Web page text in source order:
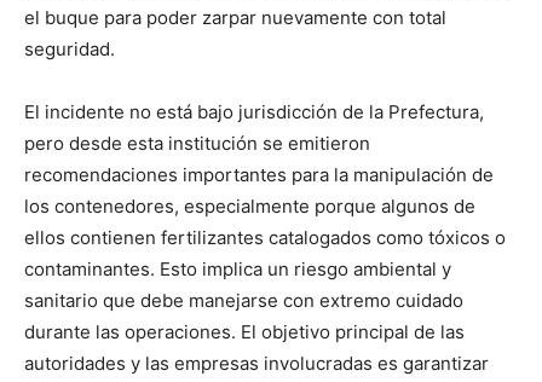
el buque para poder zarpar nuevamente con total
seguridad.
El incidente no está bajo jurisdicción de la Prefectura,
pero desde esta institución se emitieron
recomendaciones importantes para la manipulación de
los contenedores, especialmente porque algunos de
ellos contienen fertilizantes catalogados como tóxicos o
contaminantes. Esto implica un riesgo ambiental y
sanitario que debe manejarse con extremo cuidado
durante las operaciones. El objetivo principal de las
autoridades y las empresas involucradas es garantizar